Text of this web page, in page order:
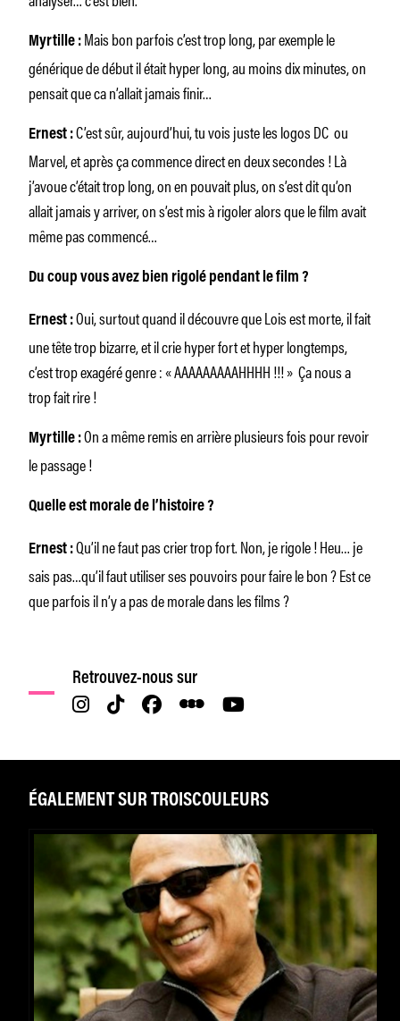
Myrtille : Mais bon parfois c’est trop long, par exemple le
générique de début il était hyper long, au moins dix minutes, on
pensait que ca n’allait jamais finir…
Ernest :C’est sûr, aujourd’hui, tu vois juste les logos DC ou
Marvel, et après ça commence direct en deux secondes ! Là
j’avoue c’était trop long, on en pouvait plus, on s’est dit qu’on
allait jamais y arriver, on s’est mis à rigoler alors que le film avait
même pas commencé…
Du coup vous avez bien rigolé pendant le film ?
Ernest :Oui, surtout quand il découvre que Lois est morte, il fait
une tête trop bizarre, et il crie hyper fort et hyper longtemps,
c’est trop exagéré genre : « AAAAAAAAAHHHH !!! » Ça nous a
trop fait rire !
Myrtille :On a même remis en arrière plusieurs fois pour revoir
le passage !
Quelle est morale de l’histoire ?
Ernest :Qu’il ne faut pas crier trop fort. Non, je rigole ! Heu… je
sais pas…qu’il faut utiliser ses pouvoirs pour faire le bon ? Est ce
que parfois il n’y a pas de morale dans les films ?
Retrouvez-nous sur
ÉGALEMENT SUR TROISCOULEURS